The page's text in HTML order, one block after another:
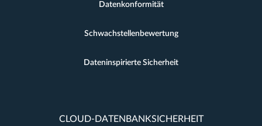
Datenkonformität
Schwachstellenbewertung
Dateninspirierte Sicherheit
CLOUD-DATENBANKSICHERHEIT